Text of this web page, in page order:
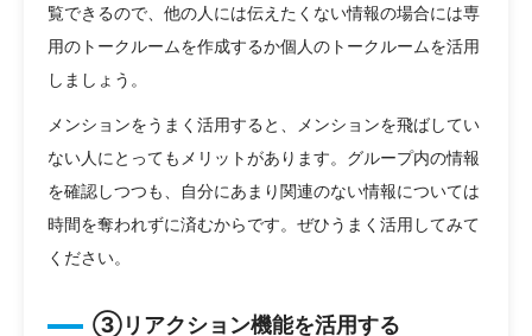
覧できるので、他の人には伝えたくない情報の場合には専
用のトークルームを作成するか個人のトークルームを活用
しましょう。
メンションをうまく活用すると、メンションを飛ばしてい
ない人にとってもメリットがあります。グループ内の情報
を確認しつつも、自分にあまり関連のない情報については
時間を奪われずに済むからです。ぜひうまく活用してみて
ください。
③リアクション機能を活用する